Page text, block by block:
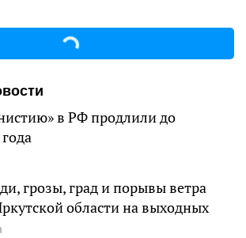
в РФ продлили до
грозы, град и порывы ветра
области на выходных